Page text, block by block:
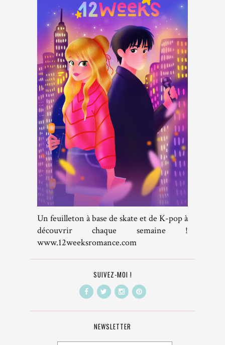
Un feuilleton à base de skate et de K-pop à
découvrir chaque semaine !
www.12weeksromance.com
SUIVEZ-MOI !
NEWSLETTER